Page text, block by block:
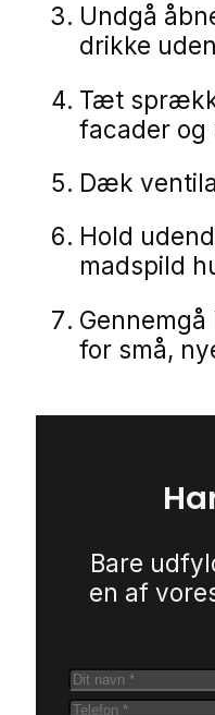
Undgå
drikke
Tæt
facader
Dæk
Hold
madspild
for små,
Bare
en af